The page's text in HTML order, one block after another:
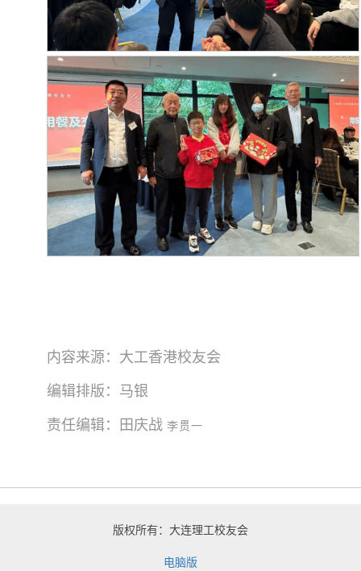
内容来源：大工香港校友会
编辑排版：马银
责任编辑：田庆战 李贯一
版权所有：大连理工校友会
电脑版